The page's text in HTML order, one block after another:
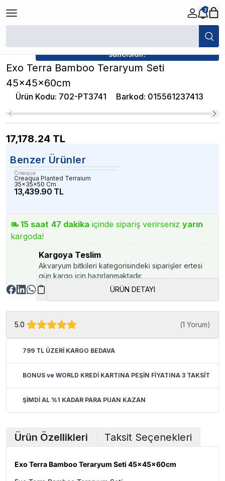
2
/ Exo Terra Bamboo Teraryum Seti 45x45x60cm
satıcısıdır.
Exo Terra Bamboo Teraryum Seti
45x45x60cm
Ürün Kodu: 702-PT3741 Barkod: 015561237413
17,178.24 TL
Benzer Ürünler
Creaqua
Creaqua Planted Terraium
35x35x50 Cm
13,439.90 TL
15 saat 47 dakika içinde sipariş verirseniz yarın
kargoda!
Kargoya Teslim
Akvaryum bitkileri kategorisindeki siparişler ertesi
gün kargo için hazırlanmaktadır.
ÜRÜN DETAYI
5.0 (1 Yorum)
799 TL ÜZERİ KARGO BEDAVA
BONUS ve WORLD KREDİ KARTINA PEŞİN FİYATINA 3 TAKSİT
ŞİMDİ AL %1 KADAR PARA PUAN KAZAN
Ürün Özellikleri Taksit Seçenekleri
Exo Terra Bamboo Teraryum Seti 45x45x60cm